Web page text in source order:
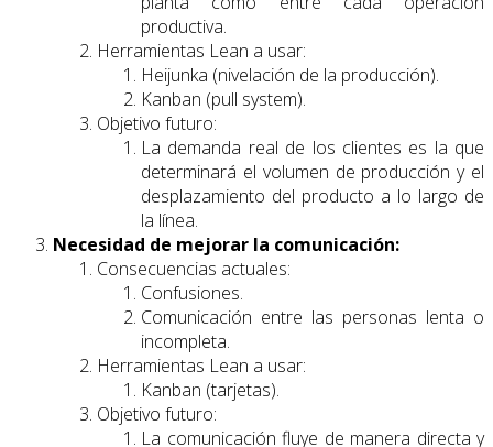
productiva.
Herramientas Lean a usar:
Heijunka (nivelación de la producción).
Kanban (pull system).
Objetivo futuro:
La demanda real de los clientes es la que
determinará el volumen de producción y el
desplazamiento del producto a lo largo de
la línea.
Necesidad de mejorar la comunicación:
Consecuencias actuales:
Confusiones.
Comunicación entre las personas lenta o
incompleta.
Herramientas Lean a usar:
Kanban (tarjetas).
Objetivo futuro:
La comunicación fluye de manera directa y